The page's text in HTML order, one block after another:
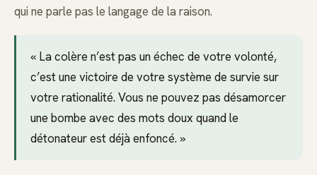
qui ne parle pas le langage de la raison.
« La colère n’est pas un échec de votre volonté,
c’est une victoire de votre système de survie sur
votre rationalité. Vous ne pouvez pas désamorcer
une bombe avec des mots doux quand le
détonateur est déjà enfoncé. »